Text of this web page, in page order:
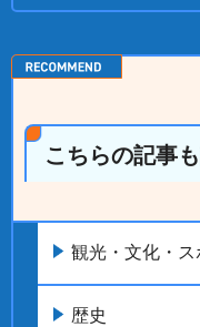
こちらの記事
観光・文化・ス
歴史